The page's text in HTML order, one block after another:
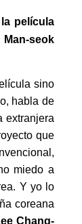
película
seok
sino
habla de
extranjera
que
miedo a
Y yo lo
coreana
Chang-